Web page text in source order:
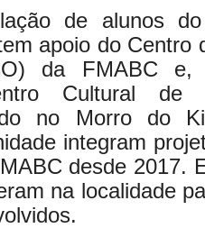
de alunos
apoio do Centro
da FMABC
Cultural de
no Morro do
integram
desde 2017.
na localidade